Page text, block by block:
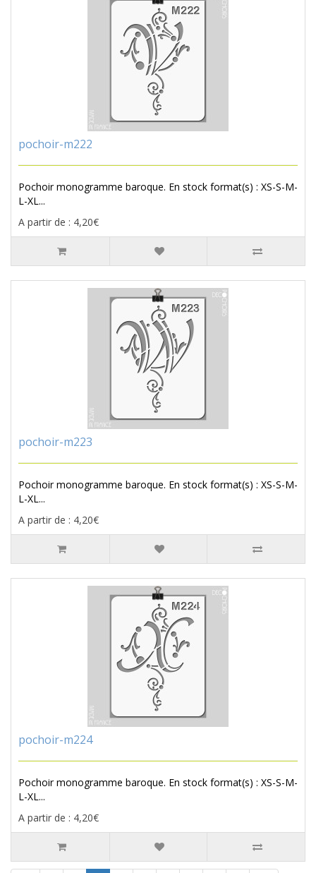
pochoir-m222
Pochoir monogramme baroque. En stock format(s) : XS-S-M-
L-XL...
A partir de : 4,20€
pochoir-m223
Pochoir monogramme baroque. En stock format(s) : XS-S-M-
L-XL...
A partir de : 4,20€
pochoir-m224
Pochoir monogramme baroque. En stock format(s) : XS-S-M-
L-XL...
A partir de : 4,20€